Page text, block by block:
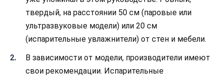
твердый, на расстоянии 50 см (паровые или
ультразвуковые модели) или 20 см
(испарительные увлажнители) от стен и мебели.
В зависимости от модели, производители имеют
свои рекомендации. Испарительные